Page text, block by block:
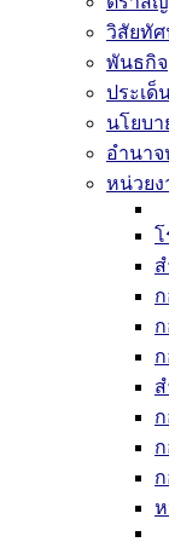
วิสัยทั
พันธกิจ
ประเ
นโยบ
อำนา
หน่วยง